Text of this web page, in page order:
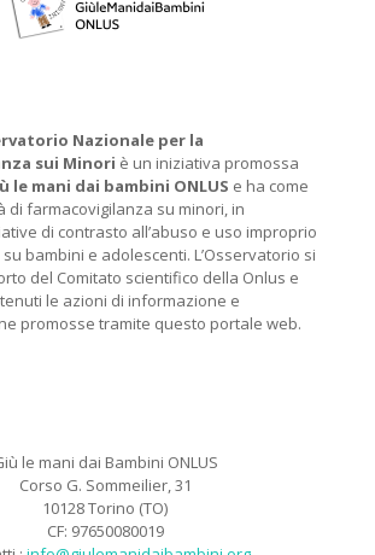
Nazionale per la
sui Minori è un iniziativa promossa
le mani dai bambini ONLUS e ha come
di farmacovigilanza su minori, in
di contrasto all’abuso e uso improprio
bambini e adolescenti. L’Osservatorio si
del Comitato scientifico della Onlus e
le azioni di informazione e
promosse tramite questo portale web.
le mani dai Bambini ONLUS
Corso G. Sommeilier, 31
10128 Torino (TO)
CF: 97650080019